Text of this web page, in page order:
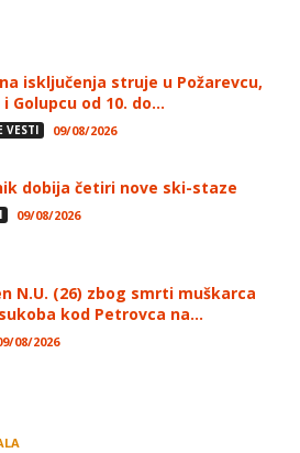
isključenja struje u Požarevcu,
i Golupcu od 10. do...
VESTI 09/08/2026
dobija četiri nove ski-staze
09/08/2026
N.U. (26) zbog smrti muškarca
kod Petrovca na...
08/2026